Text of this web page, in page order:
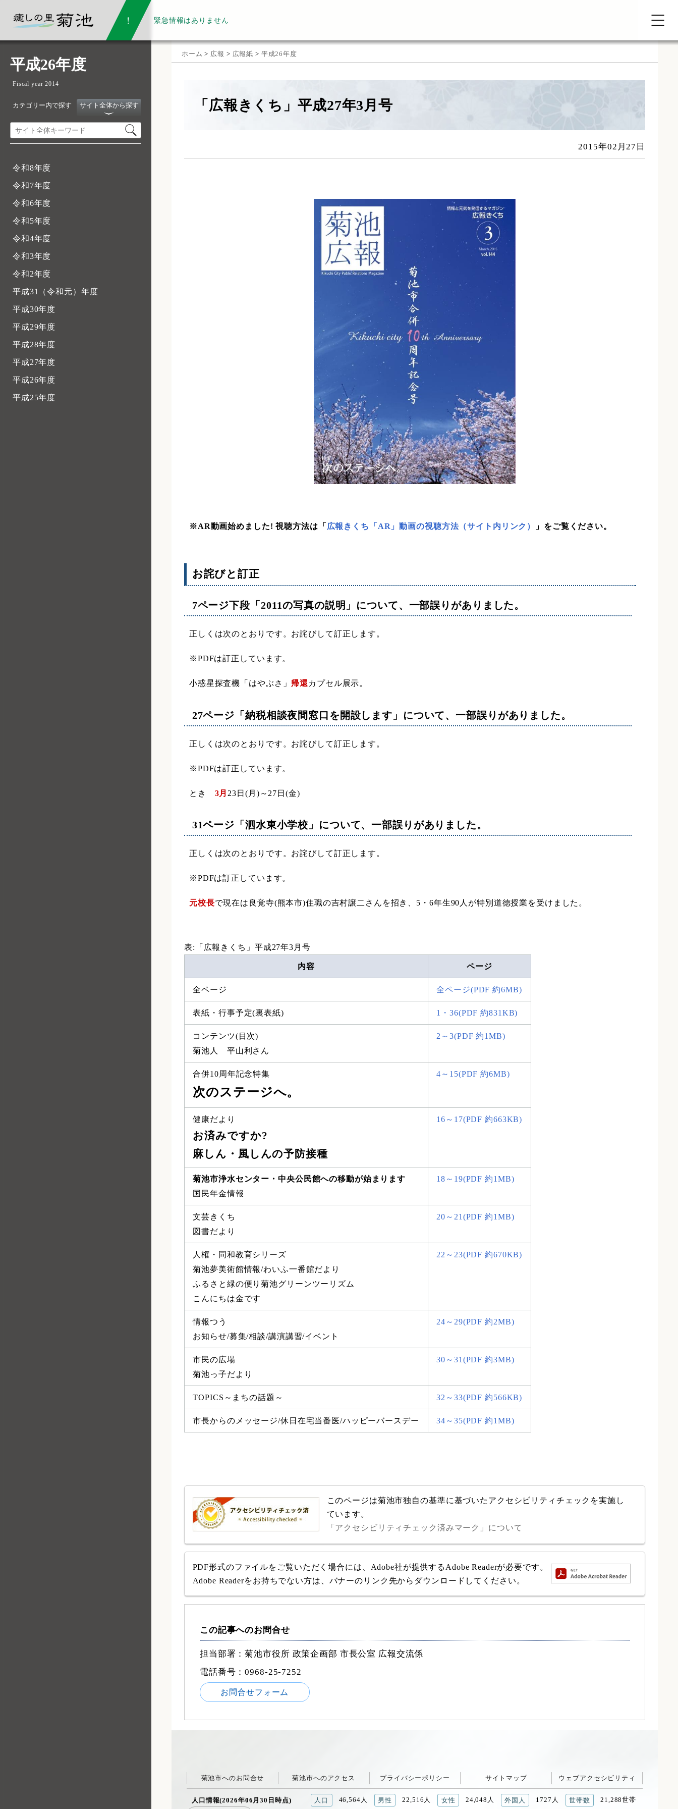
緊急情報はありません
平成26年度
Fiscal year 2014
カテゴリー内で探す サイト全体から探す
令和8年度
令和7年度
令和6年度
令和5年度
令和4年度
令和3年度
令和2年度
平成31（令和元）年度
平成30年度
平成29年度
平成28年度
平成27年度
平成26年度
平成25年度
ホーム > 広報 > 広報紙 > 平成26年度
「広報きくち」平成27年3月号
2015年02月27日
※AR動画始めました! 視聴方法は「 広報きくち「AR」動画の視聴方法（サイト内リンク） 」をご覧ください。
お詫びと訂正
7ページ下段「2011の写真の説明」について、一部誤りがありました。
正しくは次のとおりです。お詫びして訂正します。
※PDFは訂正しています。
小惑星探査機「はやぶさ」 帰還カプセル展示。
27ページ「納税相談夜間窓口を開設します」について、一部誤りがありました。
正しくは次のとおりです。お詫びして訂正します。
※PDFは訂正しています。
とき 3月 23日(月)～27日(金)
31ページ「泗水東小学校」について、一部誤りがありました。
正しくは次のとおりです。お詫びして訂正します。
※PDFは訂正しています。
元校長で現在は良覚寺(熊本市)住職の吉村譲二さんを招き、5・6年生90人が特別道徳授業を受けました。
表:「広報きくち」平成27年3月号
内容
ページ
全ページ 全ページ(PDF 約6MB)
表紙・行事予定(裏表紙) 1・36(PDF 約831KB)
コンテンツ(目次)
菊池人 平山利さん
2～3(PDF 約1MB)
合併10周年記念特集
次のステージへ。
4～15(PDF 約6MB)
健康だより
お済みですか?
麻しん・風しんの予防接種
16～17(PDF 約663KB)
菊池市浄水センター・中央公民館への移動が始まります
国民年金情報
18～19(PDF 約1MB)
文芸きくち
図書だより
20～21(PDF 約1MB)
人権・同和教育シリーズ
菊池夢美術館情報/わいふ一番館だより
ふるさと緑の便り菊池グリーンツーリズム
こんにちは金です
22～23(PDF 約670KB)
情報つう
お知らせ/募集/相談/講演講習/イベント
24～29(PDF 約2MB)
市民の広場
菊池っ子だより
30～31(PDF 約3MB)
TOPICS～まちの話題～ 32～33(PDF 約566KB)
市長からのメッセージ/休日在宅当番医/ハッピーバースデー 34～35(PDF 約1MB)
このページは菊池市独自の基準に基づいたアクセシビリティチェックを実施し
ています。
「アクセシビリティチェック済みマーク」について
PDF形式のファイルをご覧いただく場合には、Adobe社が提供するAdobe Readerが必要です。
Adobe Readerをお持ちでない方は、バナーのリンク先からダウンロードしてください。
この記事へのお問合せ
担当部署：菊池市役所 政策企画部 市長公室 広報交流係
電話番号：0968-25-7252
お問合せフォーム
菊池市へのお問合せ 菊池市へのアクセス プライバシーポリシー サイトマップ ウェブアクセシビリティ
人口情報(2026年06月30日時点) 人口 46,564人 男性 22,516人 女性 24,048人 外国人 1727人 世帯数 21,288世帯